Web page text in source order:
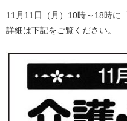
11月11日（月）10時～18時に
詳細は下記をご覧ください。